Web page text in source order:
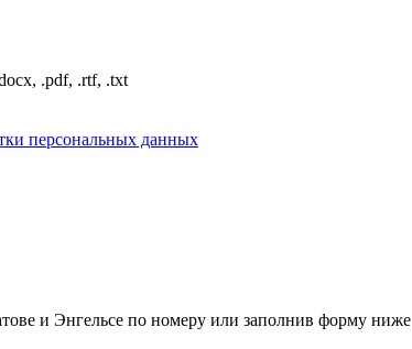
.pdf, .rtf, .txt
персональных данных
и Энгельсе по номеру или заполнив форму ниже